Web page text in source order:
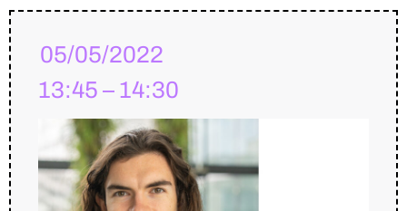
05/05/2022
13:45 – 14:30